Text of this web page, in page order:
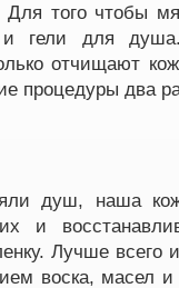
того чтобы
гели для
отчищают
процедуры два
душ, наша
и
Лучше всего
воска, масел